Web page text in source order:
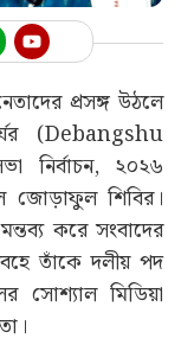
প্রসঙ্গ উঠলে
(Debangshu
নির্বাচন, ২০২৬
জোড়াফুল শিবির।
করে সংবাদের
তাঁকে দলীয় পদ
সোশ্যাল মিডিয়া